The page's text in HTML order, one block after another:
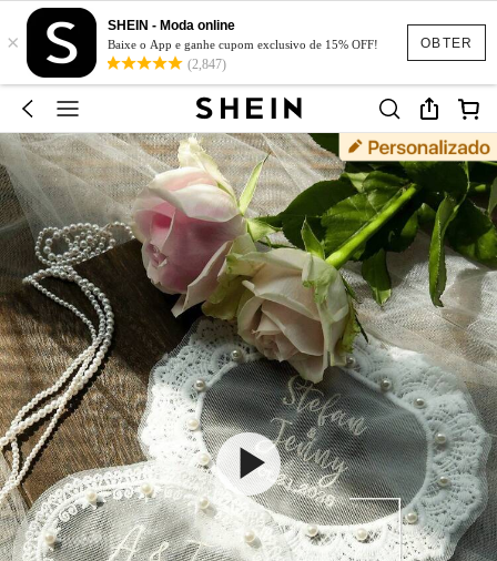
OBTER
×
SHEIN - Moda online
Baixe o App e ganhe cupom exclusivo de 15% OFF!
(2,847)